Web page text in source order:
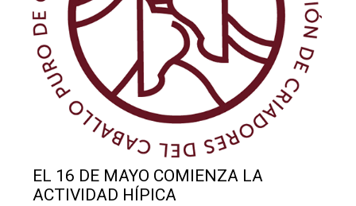
EL 16 DE MAYO COMIENZA LA
ACTIVIDAD HÍPICA